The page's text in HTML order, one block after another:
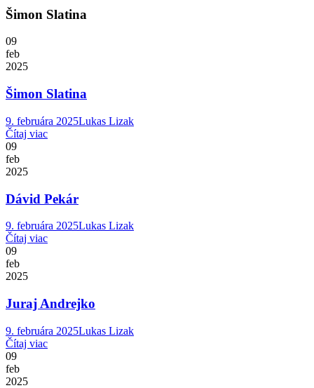
Šimon Slatina
09
feb
2025
Šimon Slatina
9. februára 2025Lukas Lizak
Čítaj viac
09
feb
2025
Dávid Pekár
9. februára 2025Lukas Lizak
Čítaj viac
09
feb
2025
Juraj Andrejko
9. februára 2025Lukas Lizak
Čítaj viac
09
feb
2025